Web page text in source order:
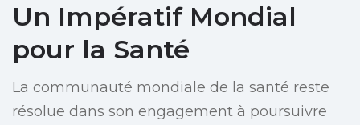
Un Impératif Mondial
pour la Santé
La communauté mondiale de la santé reste
résolue dans son engagement à poursuivre